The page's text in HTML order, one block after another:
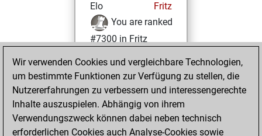
Elo
Fritz
You are ranked
#7300 in Fritz
Montag, Januar
26, 2026
You achieved a
BeautyScore of 36
Wir verwenden Cookies und vergleichbare Technologien,
um bestimmte Funktionen zur Verfügung zu stellen, die
Nutzererfahrungen zu verbessern und interessengerechte
Inhalte auszuspielen. Abhängig von ihrem
Verwendungszweck können dabei neben technisch
erforderlichen Cookies auch Analyse-Cookies sowie